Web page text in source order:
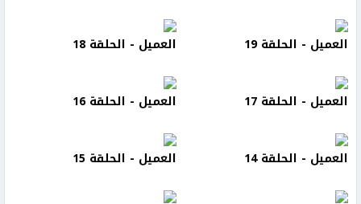
العميل - الحلقة 19 العميل - الحلقة 18
العميل - الحلقة 17 العميل - الحلقة 16
العميل - الحلقة 14 العميل - الحلقة 15